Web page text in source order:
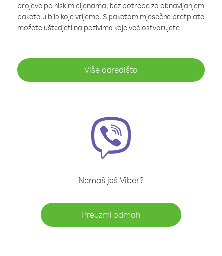
brojeve po niskim cijenama, bez potrebe za obnavljanjem
paketa u bilo koje vrijeme. S paketom mjesečne pretplate
možete uštedjeti na pozivima koje već ostvarujete
Više odredišta
Nemaš još Viber?
Preuzmi odmah